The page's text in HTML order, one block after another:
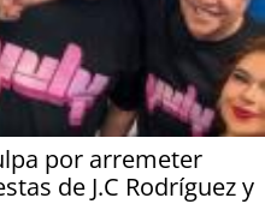
por arremeter
de J.C Rodríguez y